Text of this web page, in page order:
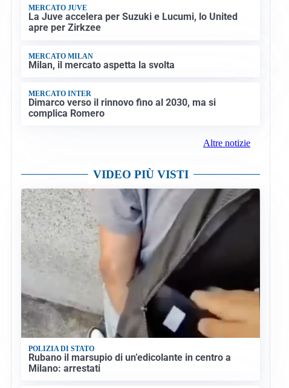
MERCATO JUVE
La Juve accelera per Suzuki e Lucumi, lo United
apre per Zirkzee
MERCATO MILAN
Milan, il mercato aspetta la svolta
MERCATO INTER
Dimarco verso il rinnovo fino al 2030, ma si
complica Romero
Altre notizie
VIDEO PIÙ VISTI
POLIZIA DI STATO
Rubano il marsupio di un’edicolante in centro a
Milano: arrestati